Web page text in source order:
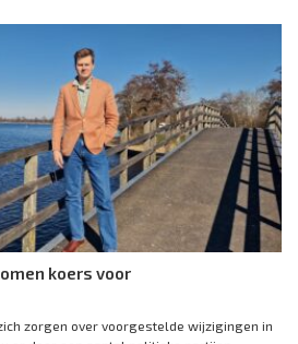
koers voor
zorgen over voorgestelde wijzigingen in